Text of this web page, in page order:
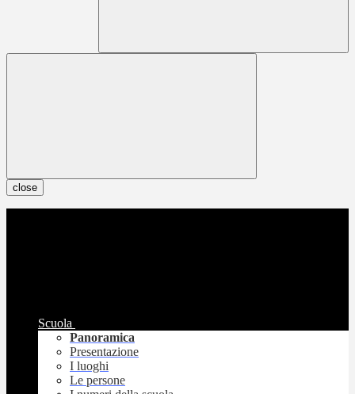
close
Scuola
Panoramica
Presentazione
I luoghi
Le persone